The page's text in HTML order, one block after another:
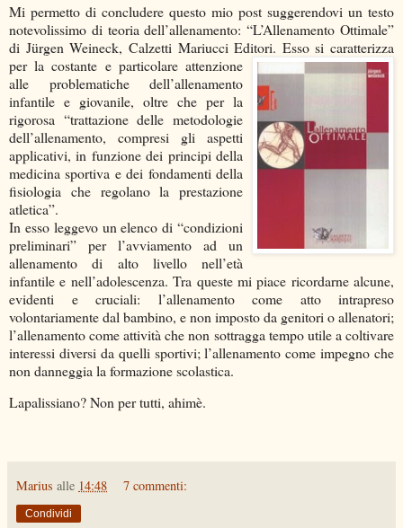
Mi permetto di concludere questo mio post suggerendovi un testo
notevolissimo di teoria dell’allenamento: “L’Allenamento Ottimale”
di Jürgen Weineck, Calzetti Mariucci Editori. Esso si caratterizza
per la costante e particolare attenzione
alle problematiche dell’allenamento
infantile e giovanile, oltre che per la
rigorosa “trattazione delle metodologie
dell’allenamento, compresi gli aspetti
applicativi, in funzione dei principi della
medicina sportiva e dei fondamenti della
fisiologia che regolano la prestazione
atletica”.
In esso leggevo un elenco di “condizioni
preliminari” per l’avviamento ad un
allenamento di alto livello nell’età
infantile e nell’adolescenza. Tra queste mi piace ricordarne alcune,
evidenti e cruciali: l’allenamento come atto intrapreso
volontariamente dal bambino, e non imposto da genitori o allenatori;
l’allenamento come attività che non sottragga tempo utile a coltivare
interessi diversi da quelli sportivi; l’allenamento come impegno che
non danneggia la formazione scolastica.
Lapalissiano? Non per tutti, ahimè.
Marius alle 14:48 7 commenti:
Condividi